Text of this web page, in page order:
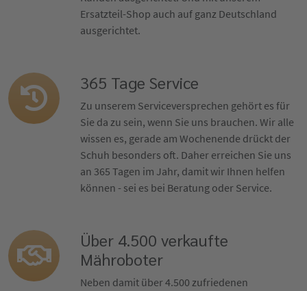
Ersatzteil-Shop auch auf ganz Deutschland
ausgerichtet.
365 Tage Service
Zu unserem Serviceversprechen gehört es für
Sie da zu sein, wenn Sie uns brauchen. Wir alle
wissen es, gerade am Wochenende drückt der
Schuh besonders oft. Daher erreichen Sie uns
an 365 Tagen im Jahr, damit wir Ihnen helfen
können - sei es bei Beratung oder Service.
Über 4.500 verkaufte
Mähroboter
Neben damit über 4.500 zufriedenen